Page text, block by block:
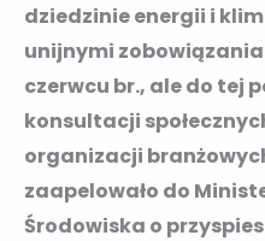
dziedzinie energii i
unijnymi
czerwcu br., ale do tej
konsultacji
organizacji
zaapelowało do
Środowiska o